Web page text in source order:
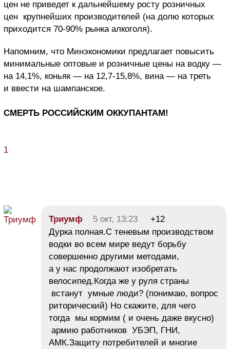
цен не приведет к дальнейшему росту розничных
цен крупнейших производителей (на долю которых
приходится 70-90% рынка алкоголя).
Напомним, что Минэкономики предлагает повысить
минимальные оптовые и розничные цены на водку —
на 14,1%, коньяк — на 12,7-15,8%, вина — на треть
и ввести на шампанское.
СМЕРТЬ РОССИЙСКИМ ОККУПАНТАМ!
1
Триумф 5 окт, 13:23
+12
Дурка полная.С теневым производством
водки во всем мире ведут борьбу
совершенно другими методами,
а у нас продолжают изобретать
велосипед.Когда же у руля страны
встанут умные люди? (понимаю, вопрос
риторический) Но скажите, для чего
тогда мы кормим ( и очень даже вкусно)
армию работников УБЭП, ГНИ,
АМК.Защиту потребителей и многие